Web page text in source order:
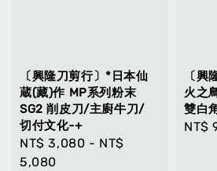
〔興隆刀剪行〕*日本仙
蔵(藏)作 MP系列粉末
SG2 削皮刀/主廚牛刀/
切付文化-+
Regular
price
NT$ 3,080 - NT$
5,080
〔興
火之
雙白
NT$